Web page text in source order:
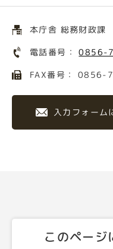
本庁舎 総務財政課
電話番号：0856-
FAX番号： 0856-
入力フォーム
このページ